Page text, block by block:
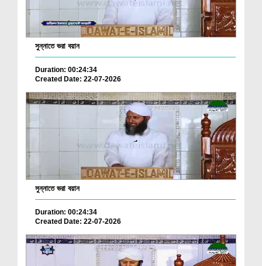
সুন্নাতে ভরা বয়ান
Duration: 00:24:34
Created Date: 22-07-2026
সুন্নাতে ভরা বয়ান
Duration: 00:24:34
Created Date: 22-07-2026